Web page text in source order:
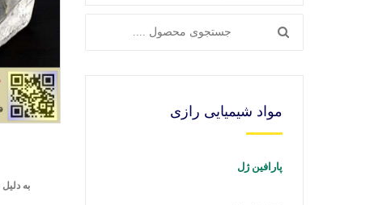
به
مواد شیمیایی رازی
پارافين ژل